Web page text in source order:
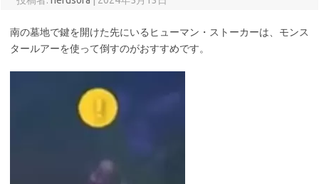
南の墓地で鍵を開けた先にいるヒューマン・ストーカーは、モンス
タールアーを使って倒すのがおすすめです。